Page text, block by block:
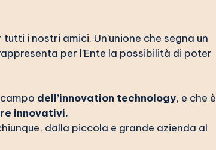
i nostri amici. Un’unione che segna un
per l’Ente la possibilità di poter
dell’innovation technology, e che è
innovativi.
dalla piccola e grande azienda al